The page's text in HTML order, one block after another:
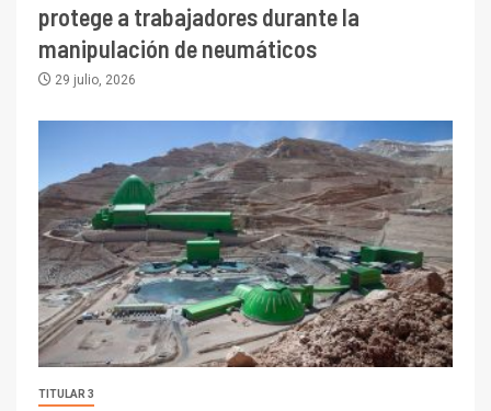
protege a trabajadores durante la
manipulación de neumáticos
29 julio, 2026
TITULAR 3